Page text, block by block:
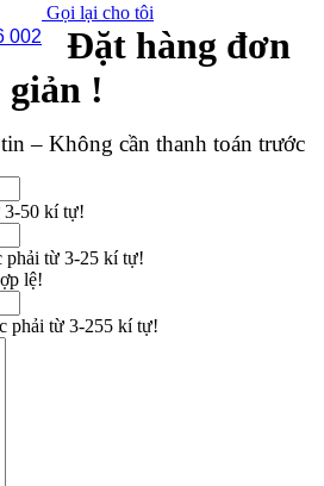
002
Gọi lại cho tôi
Đặt hàng đơn
giản !
– Không cần thanh toán trước
3-50 kí tự!
phải từ 3-25 kí tự!
lệ!
phải từ 3-255 kí tự!